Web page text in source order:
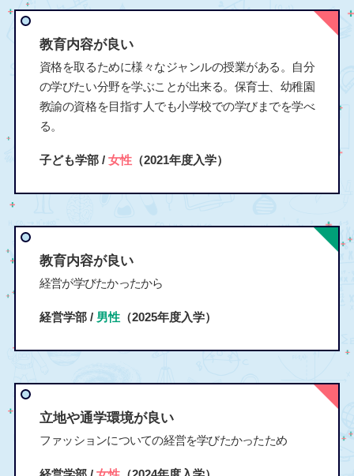
教育内容が良い
資格を取るために様々なジャンルの授業がある。自分
の学びたい分野を学ぶことが出来る。保育士、幼稚園
教諭の資格を目指す人でも小学校での学びまでを学べ
る。
子ども学部 / 女性（2021年度入学）
教育内容が良い
経営が学びたかったから
経営学部 / 男性（2025年度入学）
立地や通学環境が良い
ファッションについての経営を学びたかったため